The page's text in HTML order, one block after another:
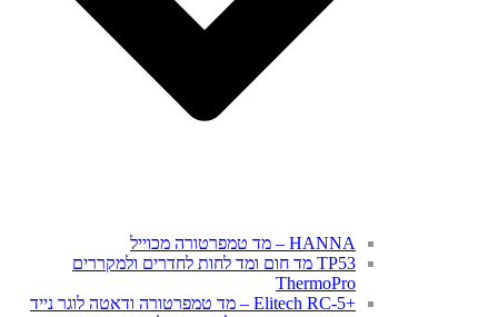
HANNA – מד טמפרטורה מכוייל
TP53 מד חום ומד לחות לחדרים ולמקררים
ThermoPro
+Elitech RC-5 – מד טמפרטורה ודאטה לוגר נייד